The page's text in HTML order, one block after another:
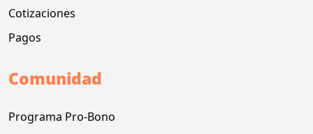
Cotizaciones
Pagos
Comunidad
Programa Pro-Bono